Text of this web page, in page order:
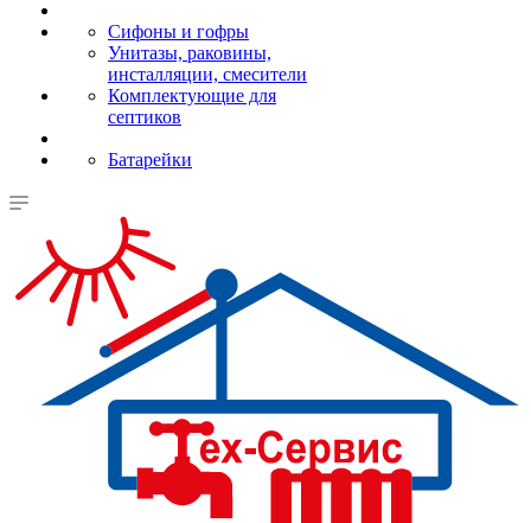
Сифоны и гофры
Унитазы, раковины,
инсталляции, смесители
Комплектующие для
септиков
Батарейки